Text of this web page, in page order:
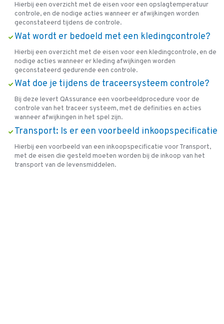
Hierbij een overzicht met de eisen voor een opslagtemperatuur
controle, en de nodige acties wanneer er afwijkingen worden
geconstateerd tijdens de controle.
Wat wordt er bedoeld met een kledingcontrole?
Hierbij een overzicht met de eisen voor een kledingcontrole, en de
nodige acties wanneer er kleding afwijkingen worden
geconstateerd gedurende een controle.
Wat doe je tijdens de traceersysteem controle?
Bij deze levert QAssurance een voorbeeldprocedure voor de
controle van het traceer systeem, met de definities en acties
wanneer afwijkingen in het spel zijn.
Transport: Is er een voorbeeld inkoopspecificatie
Hierbij een voorbeeld van een inkoopspecificatie voor Transport,
met de eisen die gesteld moeten worden bij de inkoop van het
transport van de levensmiddelen.